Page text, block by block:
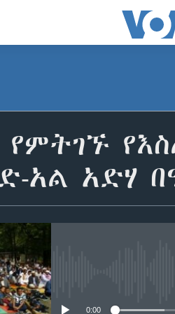
የምትገኙ
አል አድሃ
0:00